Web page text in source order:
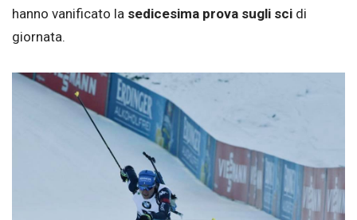
hanno vanificato la sedicesima prova sugli sci di
giornata.